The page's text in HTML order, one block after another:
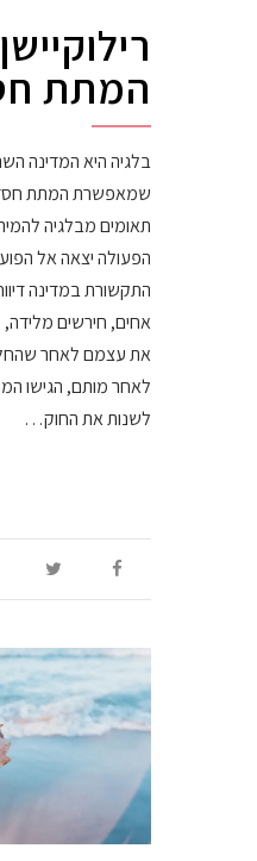
המתת
בלגיה היא המדינה
שמאפשרת המתת
תאומים מבלגיה
הפעולה יצאה אל
התקשורת במדינה
אחים, חירשים מלידה,
את עצמם לאחר
לאחר מותם, הגישו
לשנות את החוק…